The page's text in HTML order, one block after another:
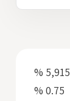
5,915 %
0.75 %